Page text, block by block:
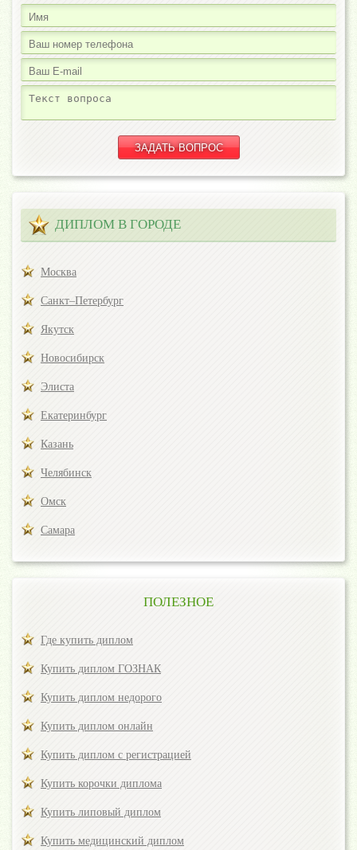
ДИПЛОМ В ГОРОДЕ
Москва
Санкт–Петербург
Якутск
Новосибирск
Элиста
Екатеринбург
Казань
Челябинск
Омск
Самара
ПОЛЕЗНОЕ
Где купить диплом
Купить диплом ГОЗНАК
Купить диплом недорого
Купить диплом онлайн
Купить диплом с регистрацией
Купить корочки диплома
Купить липовый диплом
Купить медицинский диплом